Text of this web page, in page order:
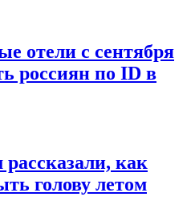
отели с сентября
россиян по ID в
как
голову летом